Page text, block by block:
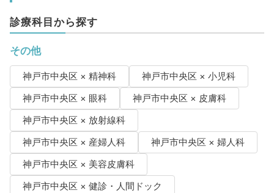
診療科目から探す
その他
神戸市中央区 × 精神科
神戸市中央区 × 小児科
神戸市中央区 × 眼科
神戸市中央区 × 皮膚科
神戸市中央区 × 放射線科
神戸市中央区 × 産婦人科
神戸市中央区 × 婦人科
神戸市中央区 × 美容皮膚科
神戸市中央区 × 健診・人間ドック